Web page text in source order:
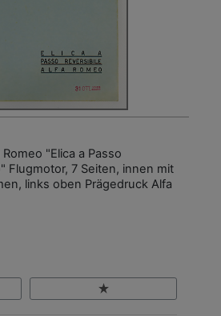
"Elica a Passo
Flugmotor, 7 Seiten, innen mit
links oben Prägedruck Alfa